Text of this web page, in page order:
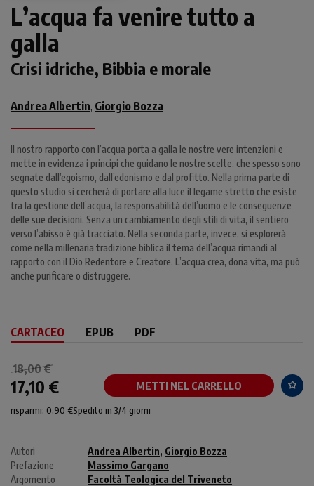
L’acqua fa venire tutto a
galla
Crisi idriche, Bibbia e morale
Andrea Albertin, Giorgio Bozza
Il nostro rapporto con l’acqua porta a galla le nostre vere intenzioni e
mette in evidenza i principi che guidano le nostre scelte, che spesso sono
segnate dall’egoismo, dall’edonismo e dal profitto. Nella prima parte di
questo studio si cercherà di portare alla luce il legame stretto che esiste
tra la gestione dell’acqua, la responsabilità dell’uomo e le conseguenze
delle sue decisioni. Senza un cambiamento degli stili di vita, il sentiero
verso l’abisso è già tracciato. Nella seconda parte, invece, si esplorerà
come nella millenaria tradizione biblica il tema dell’acqua rimandi al
rapporto con il Dio Redentore e Creatore. L’acqua crea, dona vita, ma può
anche purificare o distruggere.
CARTACEO EPUB PDF
18,00 €
17,10 € METTI NEL CARRELLO
risparmi: 0,90 €Spedito in 3/4 giorni
Autori Andrea Albertin, Giorgio Bozza
Prefazione
Massimo Gargano
Argomento
Facoltà Teologica del Triveneto